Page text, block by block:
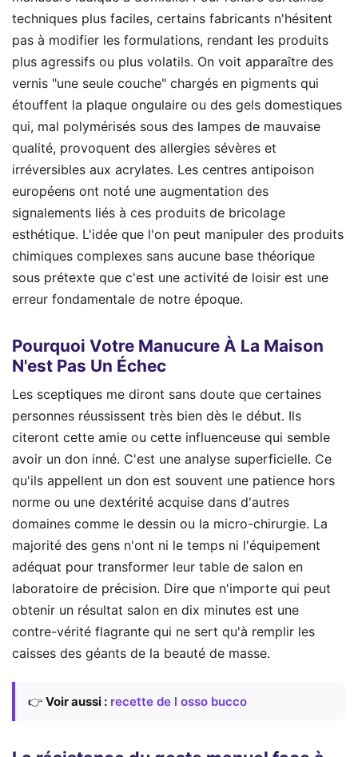
techniques plus faciles, certains fabricants n'hésitent
pas à modifier les formulations, rendant les produits
plus agressifs ou plus volatils. On voit apparaître des
vernis "une seule couche" chargés en pigments qui
étouffent la plaque ongulaire ou des gels domestiques
qui, mal polymérisés sous des lampes de mauvaise
qualité, provoquent des allergies sévères et
irréversibles aux acrylates. Les centres antipoison
européens ont noté une augmentation des
signalements liés à ces produits de bricolage
esthétique. L'idée que l'on peut manipuler des produits
chimiques complexes sans aucune base théorique
sous prétexte que c'est une activité de loisir est une
erreur fondamentale de notre époque.
Pourquoi Votre Manucure À La Maison
N'est Pas Un Échec
Les sceptiques me diront sans doute que certaines
personnes réussissent très bien dès le début. Ils
citeront cette amie ou cette influenceuse qui semble
avoir un don inné. C'est une analyse superficielle. Ce
qu'ils appellent un don est souvent une patience hors
norme ou une dextérité acquise dans d'autres
domaines comme le dessin ou la micro-chirurgie. La
majorité des gens n'ont ni le temps ni l'équipement
adéquat pour transformer leur table de salon en
laboratoire de précision. Dire que n'importe qui peut
obtenir un résultat salon en dix minutes est une
contre-vérité flagrante qui ne sert qu'à remplir les
caisses des géants de la beauté de masse.
👉 Voir aussi : recette de l osso bucco